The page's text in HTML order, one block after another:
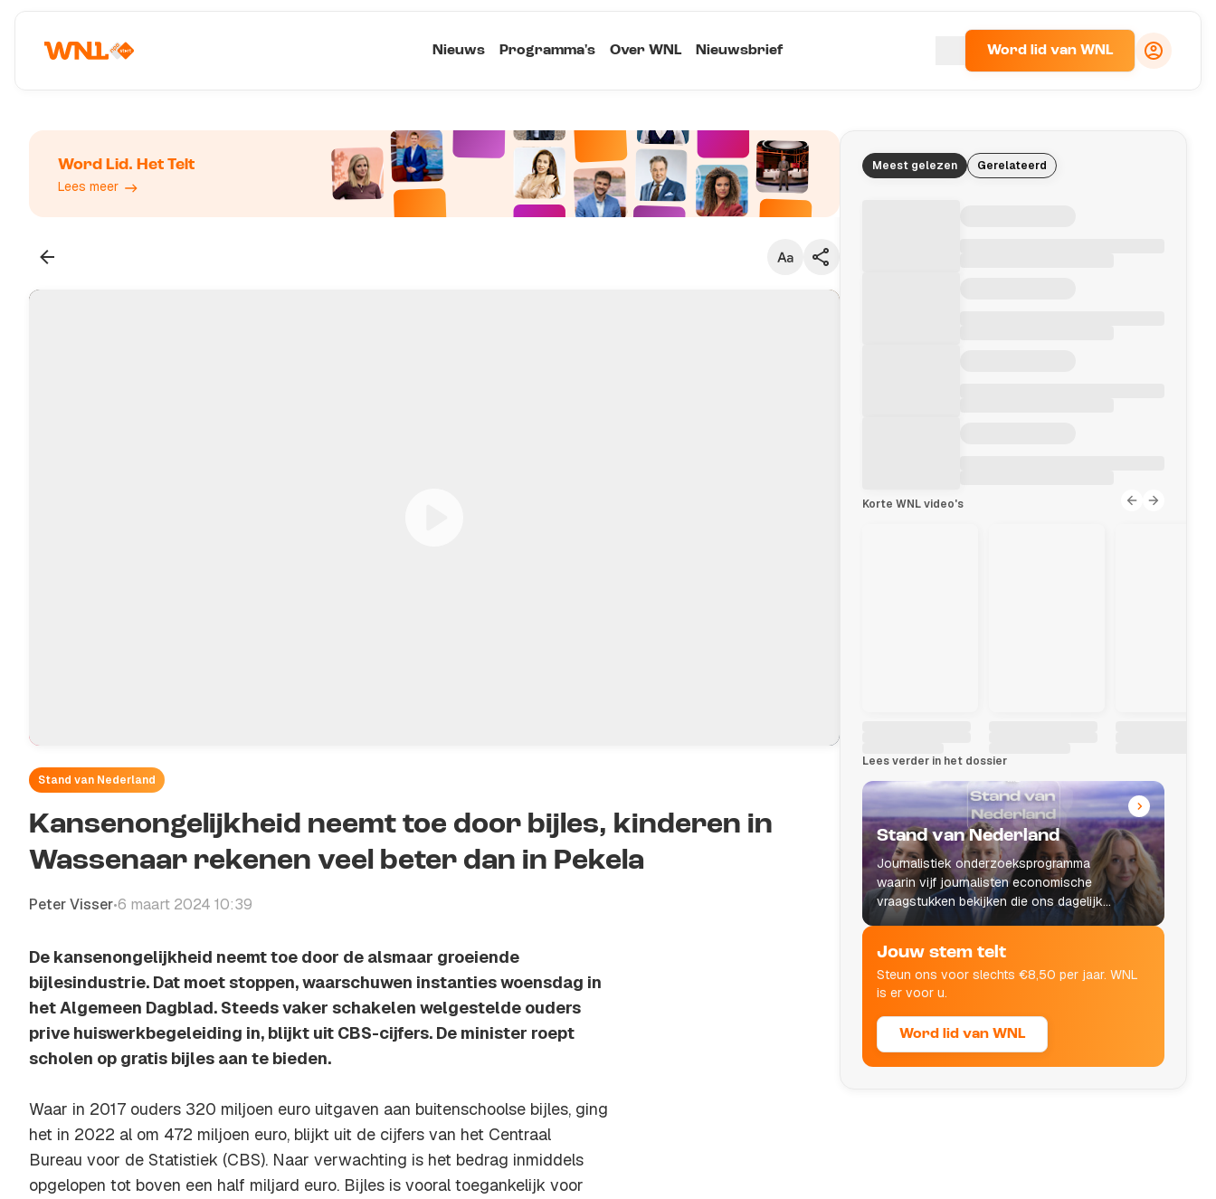
Nieuws Programma's Over WNL Nieuwsbrief Word lid van WNL
Word Lid. Het Telt
Lees meer
Stand van Nederland
Kansenongelijkheid neemt toe door bijles, kinderen in
Wassenaar rekenen veel beter dan in Pekela
Peter Visser•6 maart 2024 10:39
De kansenongelijkheid neemt toe door de alsmaar groeiende
bijlesindustrie. Dat moet stoppen, waarschuwen instanties woensdag in
het Algemeen Dagblad. Steeds vaker schakelen welgestelde ouders
prive huiswerkbegeleiding in, blijkt uit CBS-cijfers. De minister roept
scholen op gratis bijles aan te bieden.
Waar in 2017 ouders 320 miljoen euro uitgaven aan buitenschoolse bijles, ging
het in 2022 al om 472 miljoen euro, blijkt uit de cijfers van het Centraal
Bureau voor de Statistiek (CBS). Naar verwachting is het bedrag inmiddels
opgelopen tot boven een half miljard euro. Bijles is vooral toegankelijk voor
Meest gelezen Gerelateerd
Korte WNL video's
Lees verder in het dossier
Stand van Nederland
Journalistiek onderzoeksprogramma
waarin vijf journalisten economische
vraagstukken bekijken die ons dagelijks
leven raken.
Jouw stem telt
Steun ons voor slechts €8,50 per jaar. WNL
is er voor u.
Word lid van WNL